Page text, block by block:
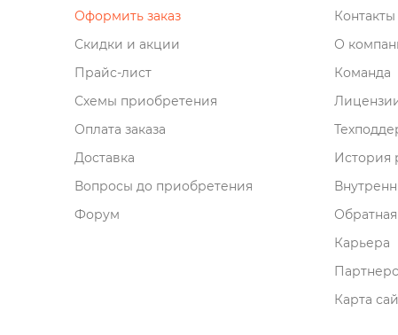
Оформить заказ
Скидки и акции
Прайс-лист
Схемы приобретения
Оплата заказа
Доставка
опросы до приобретения
Форум
Контакты
О
Команда
История
Обратная
Карьера
Карта